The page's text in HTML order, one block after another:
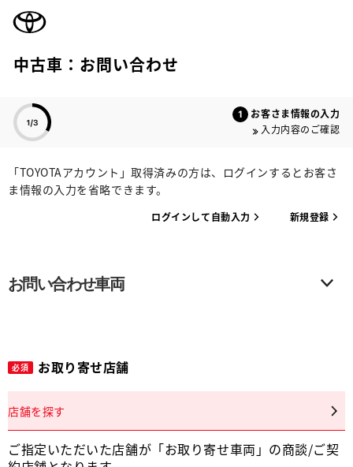
中古車：お問い合わせ
お客さま情報の入力
入力内容のご確認
「TOYOTAアカウント」取得済みの方は、ログインするとお客さ
ま情報の入力を省略できます。
ログインして自動入力 新規登録
お問い合わせ車両
必須 お取り寄せ店舗
店舗を探す
ご指定いただいた店舗が「お取り寄せ車両」の商談/ご契